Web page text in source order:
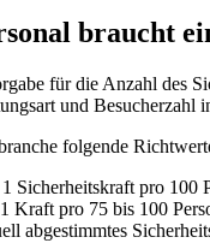
braucht
für die Anzahl des
und
folgende
Sicherheitskraft pro 100
Kraft pro 75 bis 100
abgestimmtes